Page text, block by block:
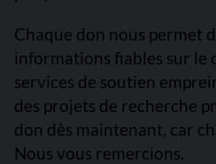
Chaque don nous permet
informations fiables sur le
services de soutien
des projets de recherche
don dès maintenant, car
Nous vous remercions.